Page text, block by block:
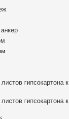
гипсокартона к
гипсокартона к